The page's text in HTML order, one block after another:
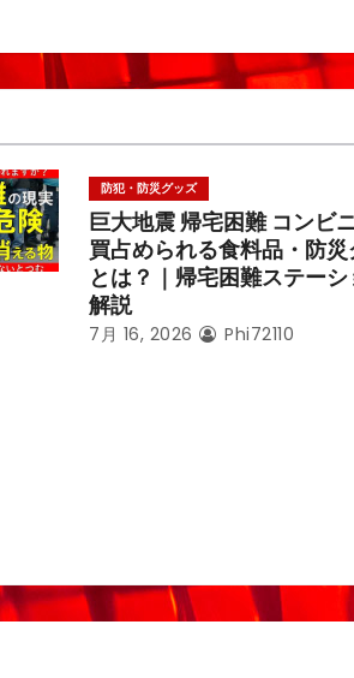
防犯・防災グッズ
巨大地震 帰宅困難 コンビ
買占められる食料品・防災
とは？｜帰宅困難ステーシ
解説
7月 16, 2026 Phi72110